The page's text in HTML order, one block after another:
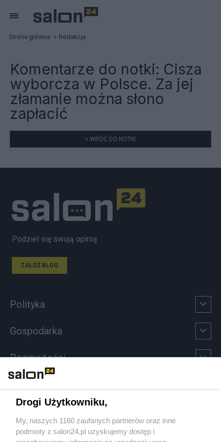
Strona główna Redakcja
Komentarze do notki: Cisza
wyborcza w Polsce. Za jej
złamanie można słono
zapłacić
« WRÓĆ DO NOTKI
Podziel się swoją opinią
ZAŁÓŻ BLOG
Polityka
Gospodarka
Rozmaitości
Sport
Społeczeństwo
Drogi Użytkowniku,
My, naszych 1160 zaufanych partnerów oraz inne
podmioty z salon24.pl uzyskujemy dostęp i